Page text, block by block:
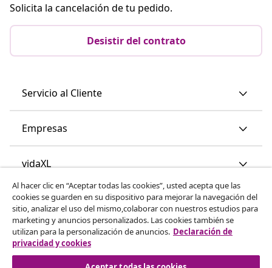
Solicita la cancelación de tu pedido.
Desistir del contrato
Servicio al Cliente
Empresas
vidaXL
Descubre mas
Al hacer clic en “Aceptar todas las cookies”, usted acepta que las
cookies se guarden en su dispositivo para mejorar la navegación del
sitio, analizar el uso del mismo,colaborar con nuestros estudios para
marketing y anuncios personalizados. Las cookies también se
utilizan para la personalización de anuncios. Declaración de
privacidad y cookies